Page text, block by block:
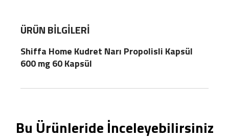
ÜRÜN BILGILERI
Shiffa Home Kudret Narı Propolisli Kapsül
600 mg 60 Kapsül
Bu Ürünleride İnceleyebilirsiniz